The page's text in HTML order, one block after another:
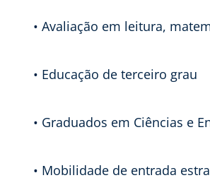
• Avaliação em leitura,
• Educação de terceiro grau
• Graduados em Ciências e
• Mobilidade de entrada